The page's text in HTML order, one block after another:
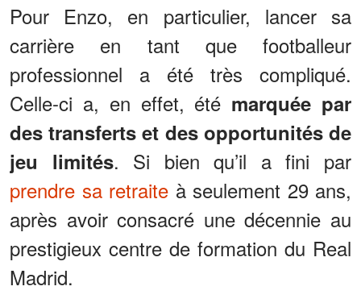
Pour Enzo, en particulier, lancer sa
carrière en tant que footballeur
professionnel a été très compliqué.
Celle-ci a, en effet, été marquée par
des transferts et des opportunités de
jeu limités. Si bien qu’il a fini par
prendre sa retraite à seulement 29 ans,
après avoir consacré une décennie au
prestigieux centre de formation du Real
Madrid.